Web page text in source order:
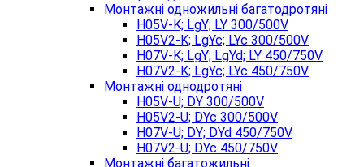
Монтажні одножильні багатодротяні
H05V-K; LgY; LY 300/500V
H05V2-K; LgYc; LYc 300/500V
H07V-K; LgY; LgYd; LY 450/750V
H07V2-K; LgYc; LYc 450/750V
Монтажні однодротяні
H05V-U; DY 300/500V
H05V2-U; DYc 300/500V
H07V-U; DY; DYd 450/750V
H07V2-U; DYc 450/750V
Монтажні багатожильні